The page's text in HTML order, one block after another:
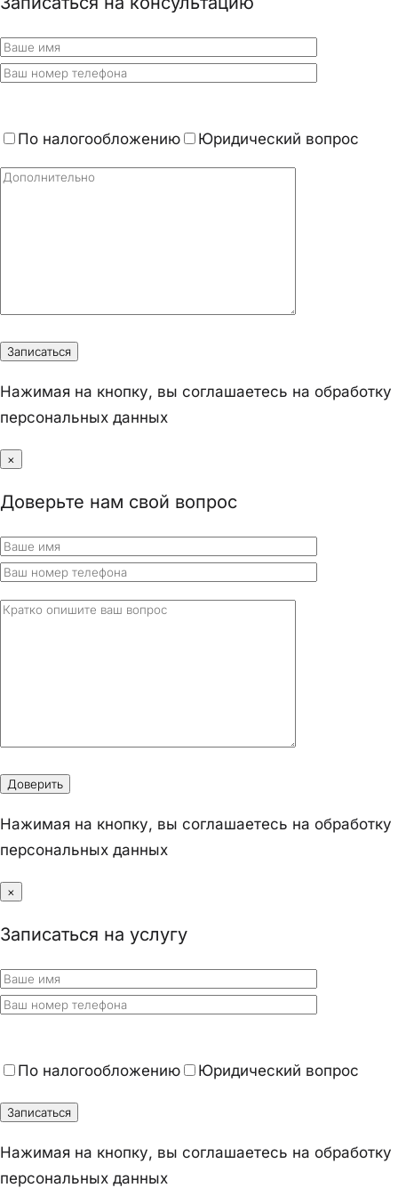
По налогообложению Юридический вопрос
Нажимая на кнопку, вы соглашаетесь на обработку
персональных данных
×
Доверьте нам свой вопрос
Нажимая на кнопку, вы соглашаетесь на обработку
персональных данных
×
Записаться на услугу
По налогообложению Юридический вопрос
Нажимая на кнопку, вы соглашаетесь на обработку
персональных данных